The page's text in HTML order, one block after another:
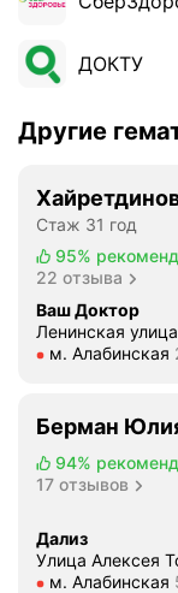
ДОКТУ
Другие
Стаж 31 год
95%
22 отзыва
Ваш Доктор
Ленинская
Метро м.
м. Алабинская
Берман
94%
17 отзывов
Дализ
Улица Алексея
Метро м.
м. Алабинская